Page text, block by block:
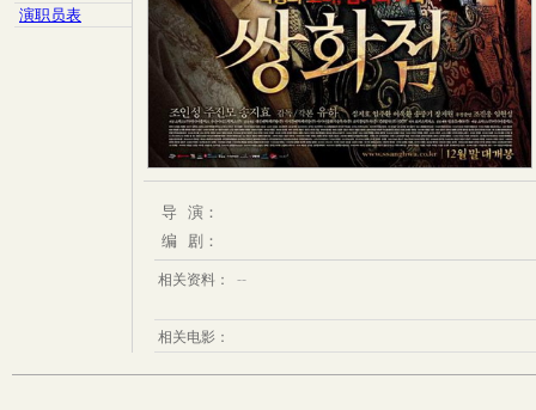
演职员表
导 演：
编 剧：
相关资料： --
相关电影：